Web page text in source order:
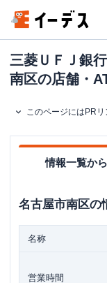
三菱ＵＦＪ銀
南区の店舗・
このページにはPR
情報一覧か
名古屋市南区の
名称
営業時間